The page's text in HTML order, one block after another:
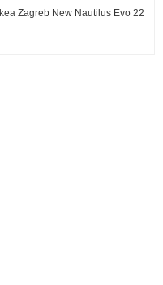
Ikea Zagreb New Nautilus Evo 22